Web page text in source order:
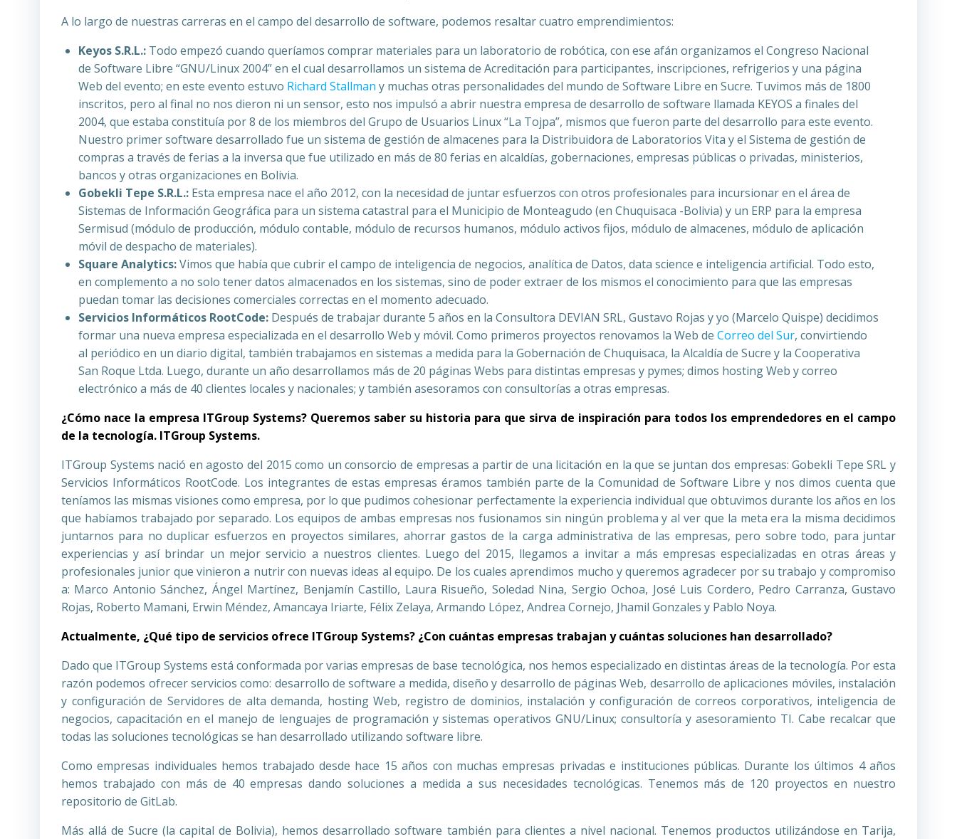
A lo largo de nuestras carreras en el campo del desarrollo de software, podemos resaltar cuatro emprendimientos:
Keyos S.R.L.: Todo empezó cuando queríamos comprar materiales para un laboratorio de robótica, con ese afán organizamos el Congreso Nacional
de Software Libre “GNU/Linux 2004” en el cual desarrollamos un sistema de Acreditación para participantes, inscripciones, refrigerios y una página
Web del evento; en este evento estuvo Richard Stallman y muchas otras personalidades del mundo de Software Libre en Sucre. Tuvimos más de 1800
inscritos, pero al final no nos dieron ni un sensor, esto nos impulsó a abrir nuestra empresa de desarrollo de software llamada KEYOS a finales del
2004, que estaba constituía por 8 de los miembros del Grupo de Usuarios Linux “La Tojpa”, mismos que fueron parte del desarrollo para este evento.
Nuestro primer software desarrollado fue un sistema de gestión de almacenes para la Distribuidora de Laboratorios Vita y el Sistema de gestión de
compras a través de ferias a la inversa que fue utilizado en más de 80 ferias en alcaldías, gobernaciones, empresas públicas o privadas, ministerios,
bancos y otras organizaciones en Bolivia.
Gobekli Tepe S.R.L.: Esta empresa nace el año 2012, con la necesidad de juntar esfuerzos con otros profesionales para incursionar en el área de
Sistemas de Información Geográfica para un sistema catastral para el Municipio de Monteagudo (en Chuquisaca -Bolivia) y un ERP para la empresa
Sermisud (módulo de producción, módulo contable, módulo de recursos humanos, módulo activos fijos, módulo de almacenes, módulo de aplicación
móvil de despacho de materiales).
Square Analytics:Vimos que había que cubrir el campo de inteligencia de negocios, analítica de Datos, data science e inteligencia artificial. Todo esto,
en complemento a no solo tener datos almacenados en los sistemas, sino de poder extraer de los mismos el conocimiento para que las empresas
puedan tomar las decisiones comerciales correctas en el momento adecuado.
Servicios Informáticos RootCode: Después de trabajar durante 5 años en la Consultora DEVIAN SRL, Gustavo Rojas y yo (Marcelo Quispe) decidimos
formar una nueva empresa especializada en el desarrollo Web y móvil. Como primeros proyectos renovamos la Web de Correo del Sur, convirtiendo
al periódico en un diario digital, también trabajamos en sistemas a medida para la Gobernación de Chuquisaca, la Alcaldía de Sucre y la Cooperativa
San Roque Ltda. Luego, durante un año desarrollamos más de 20 páginas Webs para distintas empresas y pymes; dimos hosting Web y correo
electrónico a más de 40 clientes locales y nacionales; y también asesoramos con consultorías a otras empresas.
¿Cómo nace la empresa ITGroup Systems? Queremos saber su historia para que sirva de inspiración para todos los emprendedores en el campo
de la tecnología. ITGroup Systems.
ITGroup Systems nació en agosto del 2015 como un consorcio de empresas a partir de una licitación en la que se juntan dos empresas: Gobekli Tepe SRL y
Servicios Informáticos RootCode. Los integrantes de estas empresas éramos también parte de la Comunidad de Software Libre y nos dimos cuenta que
teníamos las mismas visiones como empresa, por lo que pudimos cohesionar perfectamente la experiencia individual que obtuvimos durante los años en los
que habíamos trabajado por separado. Los equipos de ambas empresas nos fusionamos sin ningún problema y al ver que la meta era la misma decidimos
juntarnos para no duplicar esfuerzos en proyectos similares, ahorrar gastos de la carga administrativa de las empresas, pero sobre todo, para juntar
experiencias y así brindar un mejor servicio a nuestros clientes. Luego del 2015, llegamos a invitar a más empresas especializadas en otras áreas y
profesionales junior que vinieron a nutrir con nuevas ideas al equipo. De los cuales aprendimos mucho y queremos agradecer por su trabajo y compromiso
a: Marco Antonio Sánchez, Ángel Martínez, Benjamín Castillo, Laura Risueño, Soledad Nina, Sergio Ochoa, José Luis Cordero, Pedro Carranza, Gustavo
Rojas, Roberto Mamani, Erwin Méndez, Amancaya Iriarte, Félix Zelaya, Armando López, Andrea Cornejo, Jhamil Gonzales y Pablo Noya.
Actualmente, ¿Qué tipo de servicios ofrece ITGroup Systems? ¿Con cuántas empresas trabajan y cuántas soluciones han desarrollado?
Dado que ITGroup Systems está conformada por varias empresas de base tecnológica, nos hemos especializado en distintas áreas de la tecnología. Por esta
razón podemos ofrecer servicios como: desarrollo de software a medida, diseño y desarrollo de páginas Web, desarrollo de aplicaciones móviles, instalación
y configuración de Servidores de alta demanda, hosting Web, registro de dominios, instalación y configuración de correos corporativos, inteligencia de
negocios, capacitación en el manejo de lenguajes de programación y sistemas operativos GNU/Linux; consultoría y asesoramiento TI. Cabe recalcar que
todas las soluciones tecnológicas se han desarrollado utilizando software libre.
Como empresas individuales hemos trabajado desde hace 15 años con muchas empresas privadas e instituciones públicas. Durante los últimos 4 años
hemos trabajado con más de 40 empresas dando soluciones a medida a sus necesidades tecnológicas. Tenemos más de 120 proyectos en nuestro
repositorio de GitLab.
Más allá de Sucre (la capital de Bolivia), hemos desarrollado software también para clientes a nivel nacional. Tenemos productos utilizándose en Tarija,